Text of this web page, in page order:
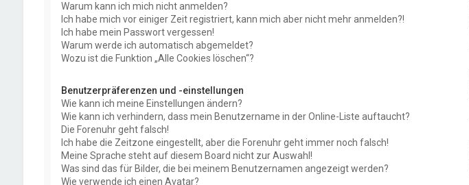
Warum kann ich mich nicht anmelden?
Ich habe mich vor einiger Zeit registriert, kann mich aber nicht mehr anmelden?!
Ich habe mein Passwort vergessen!
Warum werde ich automatisch abgemeldet?
Wozu ist die Funktion „Alle Cookies löschen“?
Benutzerpräferenzen und -einstellungen
Wie kann ich meine Einstellungen ändern?
Wie kann ich verhindern, dass mein Benutzername in der Online-Liste auftaucht?
Die Forenuhr geht falsch!
Ich habe die Zeitzone eingestellt, aber die Forenuhr geht immer noch falsch!
Meine Sprache steht auf diesem Board nicht zur Auswahl!
Was sind das für Bilder, die bei meinem Benutzernamen angezeigt werden?
Wie verwende ich einen Avatar?